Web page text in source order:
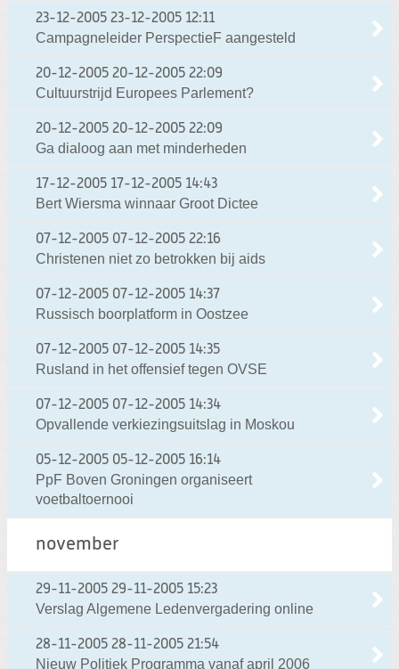
23-12-2005 23-12-2005 12:11
Campagneleider PerspectieF aangesteld
20-12-2005 20-12-2005 22:09
Cultuurstrijd Europees Parlement?
20-12-2005 20-12-2005 22:09
Ga dialoog aan met minderheden
17-12-2005 17-12-2005 14:43
Bert Wiersma winnaar Groot Dictee
07-12-2005 07-12-2005 22:16
Christenen niet zo betrokken bij aids
07-12-2005 07-12-2005 14:37
Russisch boorplatform in Oostzee
07-12-2005 07-12-2005 14:35
Rusland in het offensief tegen OVSE
07-12-2005 07-12-2005 14:34
Opvallende verkiezingsuitslag in Moskou
05-12-2005 05-12-2005 16:14
PpF Boven Groningen organiseert
voetbaltoernooi
november
29-11-2005 29-11-2005 15:23
Verslag Algemene Ledenvergadering online
28-11-2005 28-11-2005 21:54
Nieuw Politiek Programma vanaf april 2006